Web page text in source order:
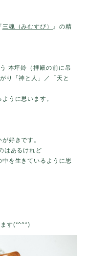
三魂（みむすび）
』の精
本坪鈴（拝殿の前に吊
り「神と人」／「天と
うに思います。
好きです。
はあるけれど
を生きているように思
ます(*^^*)